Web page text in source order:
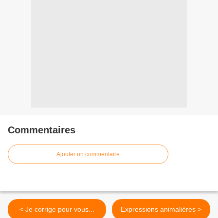
Commentaires
Ajouter un commentaire
< Je corrige pour vous... Expressions animalières >